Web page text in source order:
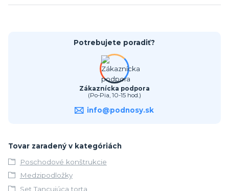
Potrebujete poradiť?
Zákaznícka podpora
(Po-Pia, 10-15 hod.)
info@podnosy.sk
Tovar zaradený v kategóriách
Poschodové konštrukcie
Medzipodložky
Set Tancujúca torta